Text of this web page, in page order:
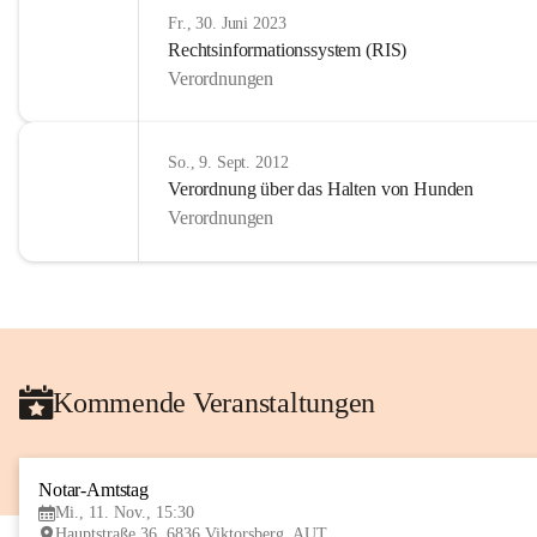
Fr., 30. Juni 2023
Rechtsinformationssystem (RIS)
Verordnungen
So., 9. Sept. 2012
Verordnung über das Halten von Hunden
Verordnungen
Kommende Veranstaltungen
Notar-Amtstag
Mi., 11. Nov., 15:30